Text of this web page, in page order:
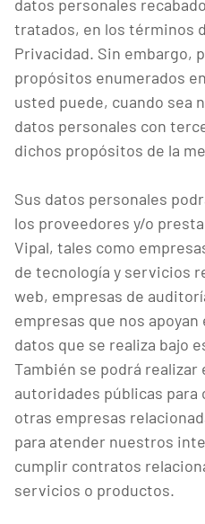
datos personales
tratados, en los términos
Privacidad. Sin embargo,
propósitos enumerados
usted puede, cuando sea
datos personales con
dichos propósitos de la
Sus datos personales
los proveedores y/o
Vipal, tales como
de tecnología y servicios
web, empresas de
empresas que nos
datos que se realiza bajo
También se podrá
autoridades públicas para
otras empresas
para atender nuestros
cumplir contratos
servicios o productos.